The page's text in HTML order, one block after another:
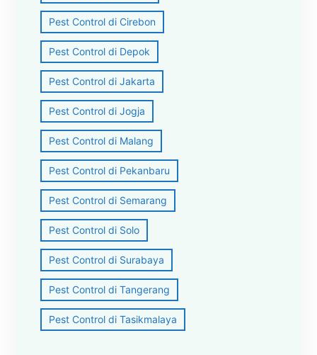
Pest Control di Cirebon
Pest Control di Depok
Pest Control di Jakarta
Pest Control di Jogja
Pest Control di Malang
Pest Control di Pekanbaru
Pest Control di Semarang
Pest Control di Solo
Pest Control di Surabaya
Pest Control di Tangerang
Pest Control di Tasikmalaya